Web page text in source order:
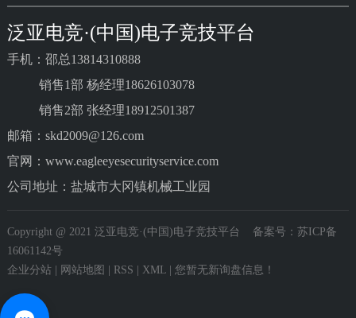
泛亚电竞·(中国)电子竞技平台
手机：邵总13814310888
销售1部 杨经理18626103078
销售2部 张经理18912501387
邮箱：skd2009@126.com
官网：www.eagleeyesecurityservice.com
公司地址：盐城市大冈镇机械工业园
Copyright @ 2021 泛亚电竞·(中国)电子竞技平台 备案号：苏ICP备
16061142号
企业分站| 网站地图 RSS XML| 您暂无新询盘信息！